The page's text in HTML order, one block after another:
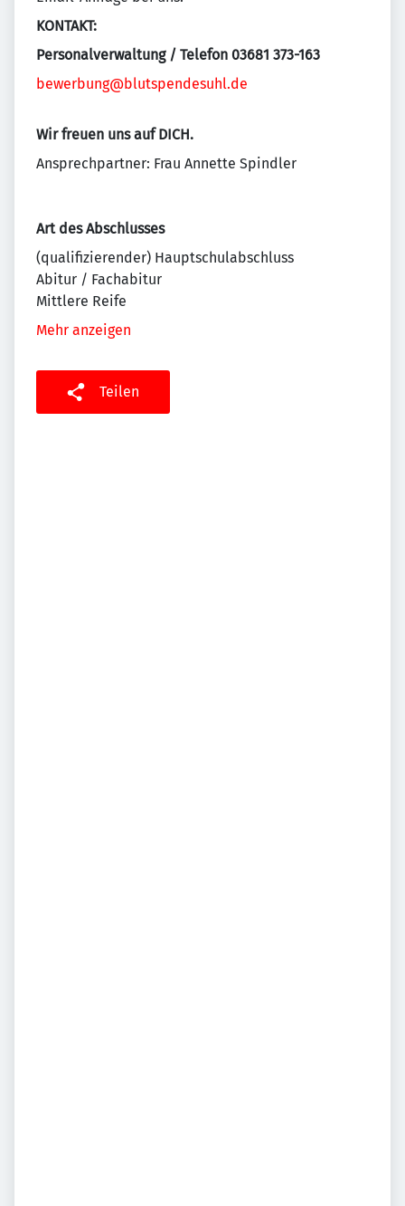
KONTAKT:
Personalverwaltung / Telefon 03681 373-163
bewerbung@blutspendesuhl.de
Wir freuen uns auf DICH.
Ansprechpartner: Frau Annette Spindler
Art des Abschlusses
(qualifizierender) Hauptschulabschluss
Abitur / Fachabitur
Mittlere Reife
Mehr anzeigen
Teilen